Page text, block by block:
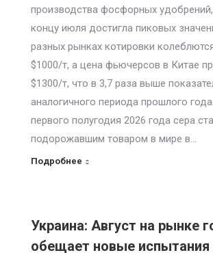
производства фосфорных
концу июля достигла пиковых
разных рынках котировки
$1000/т, а цена фьючерсов в Китае
$1300/т, что в 3,7 раза выше
аналогичного периода прошлого
первого полугодия 2026 года сера
подорожавшим товаром в мире в…
Подробнее
Украина: Август на рынке
обещает новые испытания